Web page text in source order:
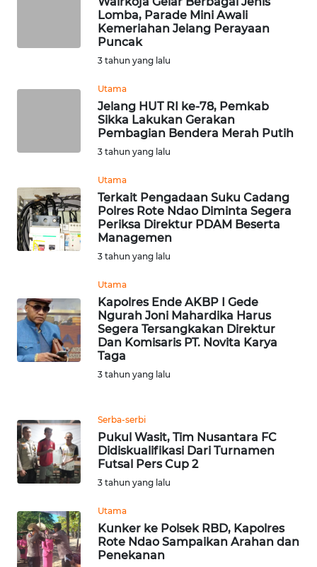
Lomba, Parade Mini Awali
Kemeriahan Jelang Perayaan
Puncak
3 tahun yang lalu
Utama
Jelang HUT RI ke-78, Pemkab
Sikka Lakukan Gerakan
Pembagian Bendera Merah Putih
3 tahun yang lalu
Utama
Terkait Pengadaan Suku Cadang
Polres Rote Ndao Diminta Segera
Periksa Direktur PDAM Beserta
Managemen
3 tahun yang lalu
Utama
Kapolres Ende AKBP I Gede
Ngurah Joni Mahardika Harus
Segera Tersangkakan Direktur
Dan Komisaris PT. Novita Karya
Taga
3 tahun yang lalu
Serba-serbi
Pukul Wasit, Tim Nusantara FC
Didiskualifikasi Dari Turnamen
Futsal Pers Cup 2
3 tahun yang lalu
Utama
Kunker ke Polsek RBD, Kapolres
Rote Ndao Sampaikan Arahan dan
Penekanan
KALTENG
WN
KALSEL
WN
KALTIM
WN
WN
GORONTALO
WN
SULUT
MALUKU
WN
MALUT
DAIRI
WN